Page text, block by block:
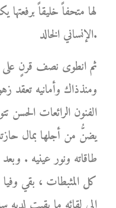
لها متحفاً خليقاً
الإنساني الخالد.
ثم انطوى نصف قرنٍ على
ومنذذاك وأمانيه تعقد
الفنون الرائعات الحسن
يضنُّ من أجلها بمال
طاقاته ونور عينيه .
كل المثبطات ، بقي